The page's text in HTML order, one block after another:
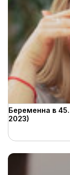
Беременна в
2023)